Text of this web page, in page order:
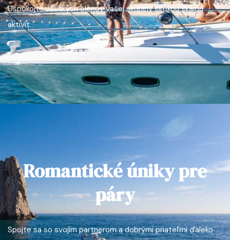
Uspokojte všetkých členov vašej skupiny širokou škálou
aktivít.
Romantické úniky pre
páry
Spojte sa so svojím partnerom a dobrými priateľmi ďaleko